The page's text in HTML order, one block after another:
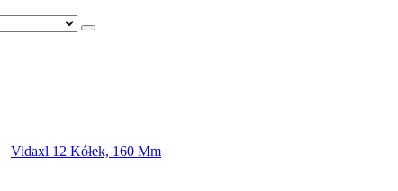
Vidaxl 12 Kółek, 160 Mm